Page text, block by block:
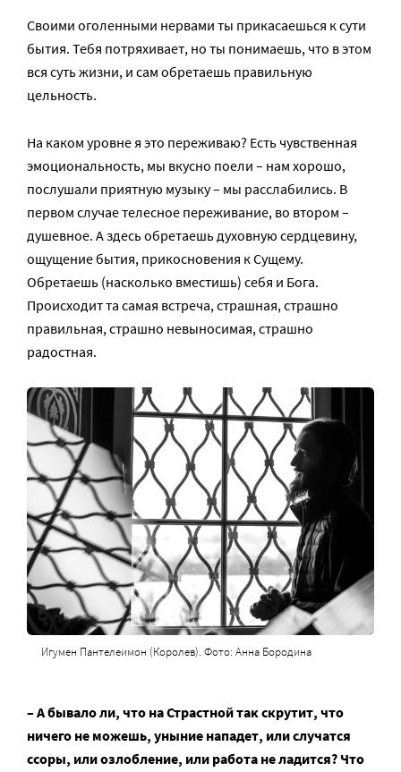
Своими оголенными нервами ты прикасаешься к сути
бытия. Тебя потряхивает, но ты понимаешь, что в этом
вся суть жизни, и сам обретаешь правильную
цельность.
На каком уровне я это переживаю? Есть чувственная
эмоциональность, мы вкусно поели – нам хорошо,
послушали приятную музыку – мы расслабились. В
первом случае телесное переживание, во втором –
душевное. А здесь обретаешь духовную сердцевину,
ощущение бытия, прикосновения к Сущему.
Обретаешь (насколько вместишь) себя и Бога.
Происходит та самая встреча, страшная, страшно
правильная, страшно невыносимая, страшно
радостная.
Игумен Пантелеимон (Королев). Фото: Анна Бородина
– А бывало ли, что на Страстной так скрутит, что
ничего не можешь, уныние нападет, или случатся
ссоры, или озлобление, или работа не ладится? Что